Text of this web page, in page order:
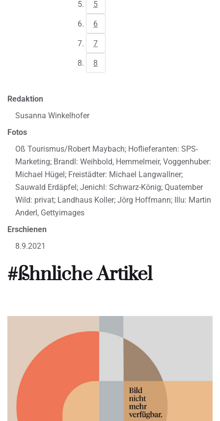
5
6
7
8
Redaktion
Susanna Winkelhofer
Fotos
Oß Tourismus/Robert Maybach; Hoflieferanten: SPS-
Marketing; Brandl: Weihbold, Hemmelmeir, Voggenhuber:
Michael Hügel; Freistädter: Michael Langwallner;
Sauwald Erdäpfel; Jenichl: Schwarz-König; Quatember
Wild: privat; Landhaus Koller; Jörg Hoffmann; Illu: Martin
Anderl, Gettyimages
Erschienen
8.9.2021
#ßhnliche Artikel